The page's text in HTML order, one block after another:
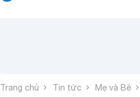
Trang chủ Tin tức Mẹ và Bé